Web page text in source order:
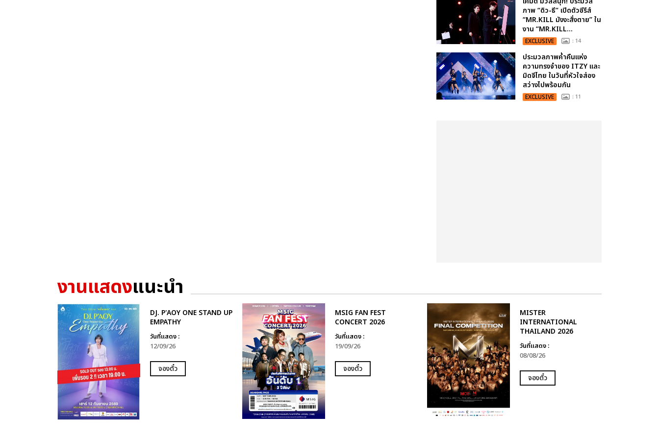
ภาพ “ดิว-ธี” เปิดตัวซีรีส์
“MR.KILL มังงะสั่งตาย” ใน
งาน “MR.KILL...
EXCLUSIVE : 14
ประมวลภาพค่ำคืนแห่ง
ความทรงจำของ ITZY และ
มิดจีไทย ในวันที่หัวใจส่อง
สว่างไปพร้อมกัน
EXCLUSIVE : 11
งานแสดงแนะนำ
DJ. P'AOY ONE STAND UP
EMPATHY
วันที่แสดง :
12/09/26
จองตั๋ว
MSIG FAN FEST
CONCERT 2026
วันที่แสดง :
19/09/26
จองตั๋ว
MISTER
INTERNATIONAL
THAILAND 2026
วันที่แสดง :
08/08/26
จองตั๋ว